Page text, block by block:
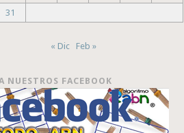
31
« Dic Feb »
NUESTROS FACEBOOK